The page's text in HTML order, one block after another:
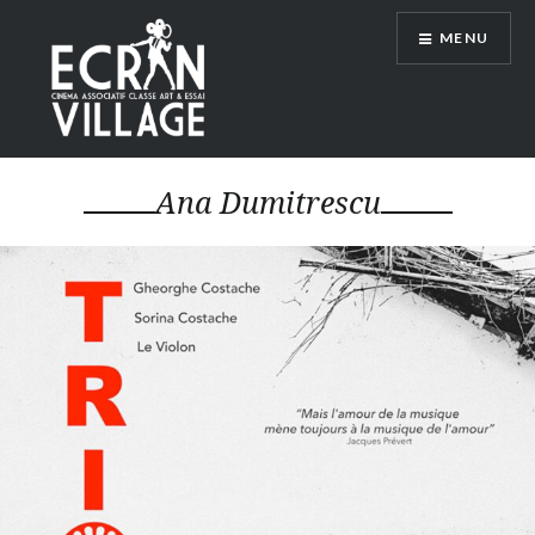
contenu
principal
ÉCRAN VILLAGE
MENU
Ana Dumitrescu